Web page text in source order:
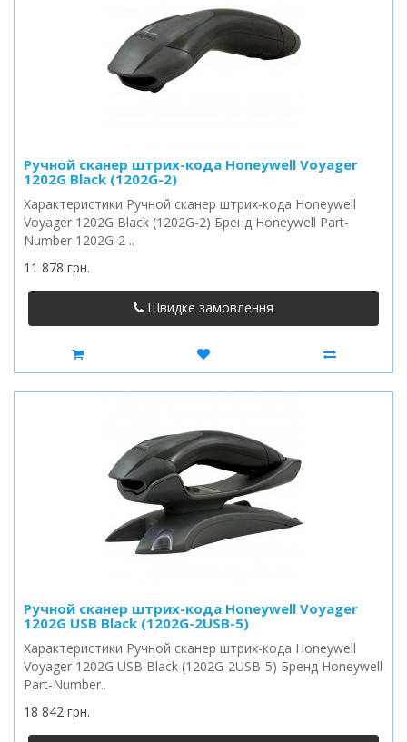
Ручной сканер штрих-кода Honeywell Voyager
1202G Black (1202G-2)
Характеристики Ручной сканер штрих-кода Honeywell
Voyager 1202G Black (1202G-2) Бренд Honeywell Part-
Number 1202G-2 ..
11 878 грн.
Швидке замовлення
Ручной сканер штрих-кода Honeywell Voyager
1202G USB Black (1202G-2USB-5)
Характеристики Ручной сканер штрих-кода Honeywell
Voyager 1202G USB Black (1202G-2USB-5) Бренд Honeywell
Part-Number..
18 842 грн.